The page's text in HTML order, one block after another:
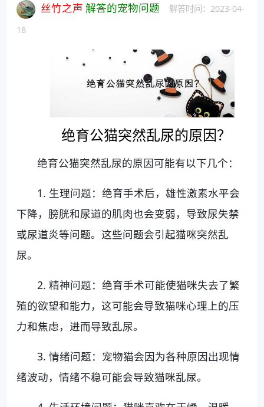
丝竹之声 解答的宠物问题
解答时间：2023-04-
18
绝育公猫突然乱尿的原因？
绝育公猫突然乱尿的原因可能有以下几个：
1. 生理问题：绝育手术后，雄性激素水平会
下降，膀胱和尿道的肌肉也会变弱，导致尿失禁
或尿道炎等问题。这些问题会引起猫咪突然乱
尿。
2. 精神问题：绝育手术可能使猫咪失去了繁
殖的欲望和能力，这可能会导致猫咪心理上的压
力和焦虑，进而导致乱尿。
3. 情绪问题：宠物猫会因为各种原因出现情
绪波动，情绪不稳可能会导致猫咪乱尿。